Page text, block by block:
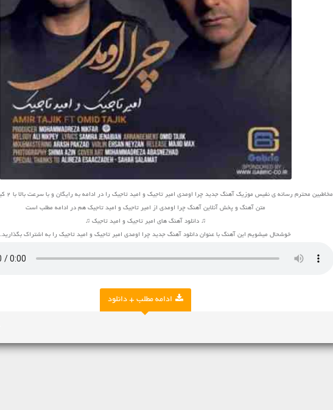
مخاطبین محترم رسانه ی نفیس موزیک آهنگ جدید چرا اومدی امیر تاجیک و امید تاجیک را در ادامه به رایگان و با سرعت بالا با 2 کیفیت دانلود کنید
متن آهنگ و پخش آنلاین آهنگ چرا اومدی از امیر تاجیک و امید تاجیک هم در ادامه مطلب است
♫ دانلود آهنگ های امیر تاجیک و امید تاجیک ♫
خوشحال میشویم این آهنگ با عنوان دانلود آهنگ جدید چرا اومدی امیر تاجیک و امید تاجیک را به اشتراک بگذارید.
ادامه مطلب + دانلود